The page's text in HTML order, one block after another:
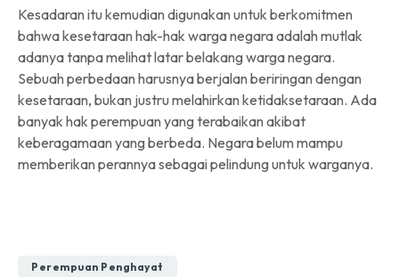
Kesadaran itu kemudian digunakan untuk berkomitmen
bahwa kesetaraan hak-hak warga negara adalah mutlak
adanya tanpa melihat latar belakang warga negara.
Sebuah perbedaan harusnya berjalan beriringan dengan
kesetaraan, bukan justru melahirkan ketidaksetaraan. Ada
banyak hak perempuan yang terabaikan akibat
keberagamaan yang berbeda. Negara belum mampu
memberikan perannya sebagai pelindung untuk warganya.
Perempuan Penghayat